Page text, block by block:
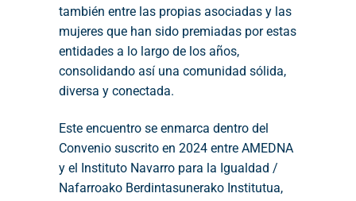
también entre las propias asociadas y las
mujeres que han sido premiadas por estas
entidades a lo largo de los años,
consolidando así una comunidad sólida,
diversa y conectada.
Este encuentro se enmarca dentro del
Convenio suscrito en 2024 entre AMEDNA
y el Instituto Navarro para la Igualdad /
Nafarroako Berdintasunerako Institutua,